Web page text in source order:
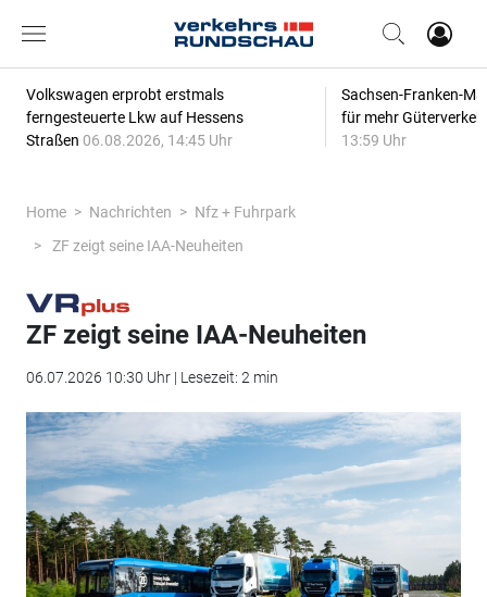
Volkswagen erprobt erstmals
ferngesteuerte Lkw auf Hessens
Straßen 06.08.2026, 14:45 Uhr
Sachsen-Franken-
für mehr
13:59 Uhr
Home Nachrichten
Nfz + Fuhrpark
ZF zeigt seine IAA-Neuheiten
ZF zeigt seine IAA-Neuheiten
06.07.2026 10:30 Uhr | Lesezeit: 2 min